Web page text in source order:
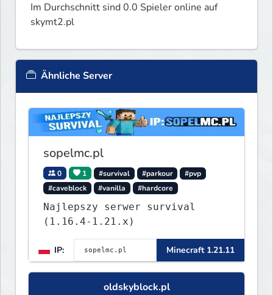
Im Durchschnitt sind 0.0 Spieler online auf
skymt2.pl
Ähnliche Server
sopelmc.pl
0 1 #survival #parkour
#pvp
#caveblock
#vanilla #hardcore
Najlepszy serwer survival
(1.16.4-1.21.x)
IP: Minecraft 1.21.11
oldskyblock.pl